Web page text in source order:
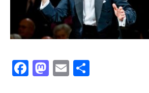
Facebook
Mastodon
Email